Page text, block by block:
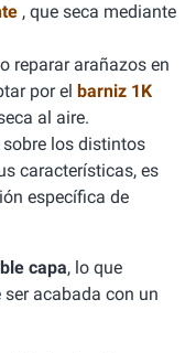
, que seca mediante
reparar arañazos en
por el barniz 1K
al aire.
los distintos
características, es
específica de
capa, lo que
acabada con un